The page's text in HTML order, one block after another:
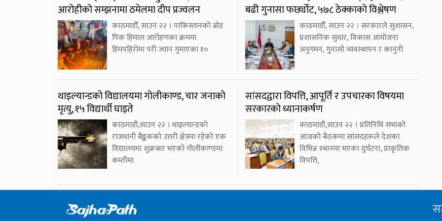
आरोहीको सम्झनामा ठमेलमा दीप प्रज्वलन
काठमाडौँ, साउन २२ । पाकिस्तानको ब्रोड
पिक हिमाल आरोहणका क्रममा
हिमपहिरोमा परी ज्यान गुमाएका १०
बढी गुनासा फर्छ्योट, ५७८ ठेक्काको विश्लेषण
काठमाडौँ, साउन २२ । सरकारले सुशासन,
प्रशासनिक सुधार, विकास आयोजना
अनुगमन, गुनासो व्यवस्थापन र कानुनी
थाइल्यान्डको विद्यालयमा गोलीकाण्ड, चार जनाको
मृत्यु, १५ विद्यार्थी घाइते
काठमाडौं,साउन २२ । थाइल्यान्डको
राजधानी बैङ्ककको उत्तरी क्षेत्रमा रहेको एक
विद्यालयमा शुक्रबार भएको गोलीकाण्डमा
कम्तीमा
सांसदद्वारा विपत्ति, आपूर्ति र उपचारका विषयमा
सरकारको ध्यानाकर्षण
काठमाडौं,साउन २२ । प्रतिनिधि सभाको
आजको बैठकमा सांसदहरूले देशका
विभिन्न स्थानमा भएका दुर्घटना, प्राकृतिक
विपत्ति,